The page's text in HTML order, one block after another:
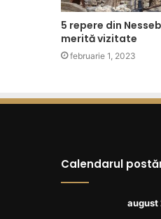
5 repere din
merită vizitate
februarie 1, 2023
Calendarul
august